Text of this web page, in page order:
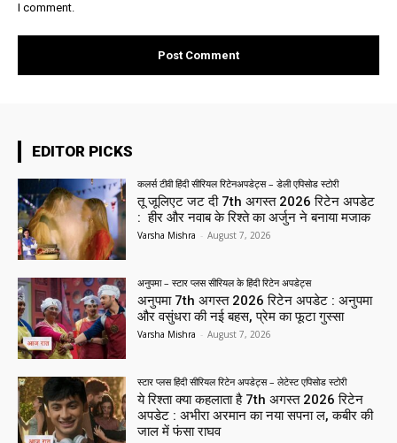
I comment.
EDITOR PICKS
कलर्स टीवी हिंदी सीरियल रिटेनअपडेट्स – डेली एपिसोड स्टोरी
तू जूलिएट जट दी 7th अगस्त 2026 रिटेन अपडेट
: हीर और नवाब के रिश्ते का अर्जुन ने बनाया मजाक
Varsha Mishra - August 7, 2026
अनुपमा – स्टार प्लस सीरियल के हिंदी रिटेन अपडेट्स
अनुपमा 7th अगस्त 2026 रिटेन अपडेट : अनुपमा
और वसुंधरा की नई बहस, प्रेम का फूटा गुस्सा
Varsha Mishra - August 7, 2026
स्टार प्लस हिंदी सीरियल रिटेन अपडेट्स – लेटेस्ट एपिसोड स्टोरी
ये रिश्ता क्या कहलाता है 7th अगस्त 2026 रिटेन
अपडेट : अभीरा अरमान का नया सपना ल, कबीर की
जाल में फंसा राघव